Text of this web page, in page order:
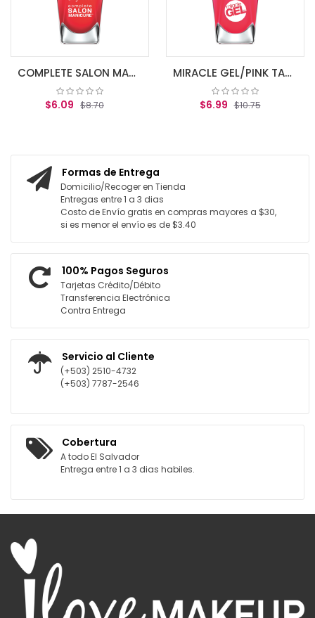
COMPLETE SALON MANICURE ALL FIRED UP
$8.70
MIRACLE GEL/PINK TANK
$10.75
Formas de Entrega
Domicilio/Recoger en Tienda
Entregas entre 1 a 3 dias
Costo de Envío gratis en compras mayores a $30,
si es menor el envío es de $3.40
100% Pagos Seguros
Tarjetas Crédito/Débito
Transferencia Electrónica
Contra Entrega
Servicio al Cliente
(+503) 2510-4732
(+503) 7787-2546
Cobertura
A todo El Salvador
Entrega entre 1 a 3 dias habiles.